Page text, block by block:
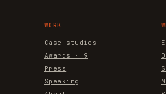
WORK
Case studies
Awards · 9
Press
Speaking